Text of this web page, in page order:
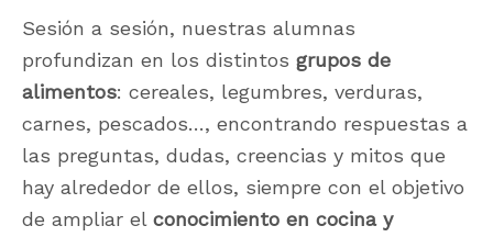
Sesión a sesión, nuestras alumnas
profundizan en los distintos grupos de
alimentos: cereales, legumbres, verduras,
carnes, pescados…, encontrando respuestas a
las preguntas, dudas, creencias y mitos que
hay alrededor de ellos, siempre con el objetivo
de ampliar el conocimiento en cocina y